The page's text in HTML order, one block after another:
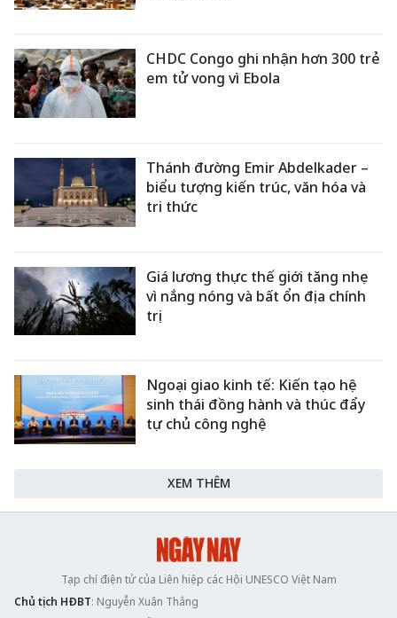
CHDC Congo ghi nhận hơn 300 trẻ
em tử vong vì Ebola
Thánh đường Emir Abdelkader –
biểu tượng kiến trúc, văn hóa và
tri thức
Giá lương thực thế giới tăng nhẹ
vì nắng nóng và bất ổn địa chính
trị
Ngoại giao kinh tế: Kiến tạo hệ
sinh thái đồng hành và thúc đẩy
tự chủ công nghệ
XEM THÊM
Tạp chí điện tử của Liên hiệp các Hội UNESCO Việt Nam
Chủ tịch HĐBT: Nguyễn Xuân Thắng